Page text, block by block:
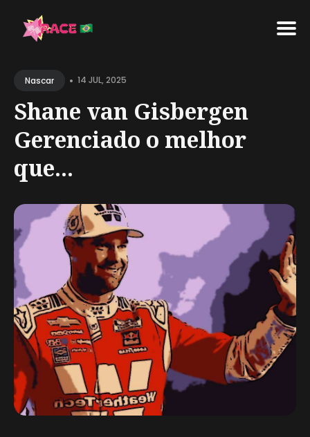
for
Blog
Nascar • 14 JUL, 2025
Shane van Gisbergen
Gerenciado o melhor
que...